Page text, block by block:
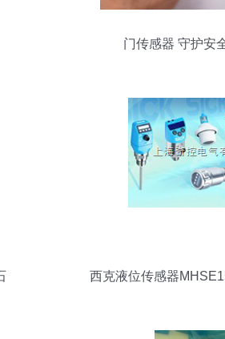
门传感器 守护安
西克液位传感器